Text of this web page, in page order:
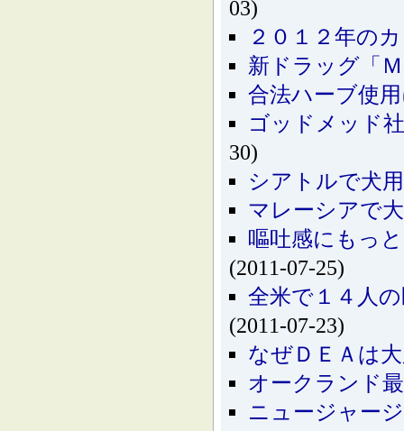
03)
２０１２年の
新ドラッグ「
合法ハーブ使
ゴッドメッド
30)
シアトルで犬
マレーシアで
嘔吐感にもっ
(2011-07-25)
全米で１４人
(2011-07-23)
なぜＤＥＡは
オークランド
ニュージャー